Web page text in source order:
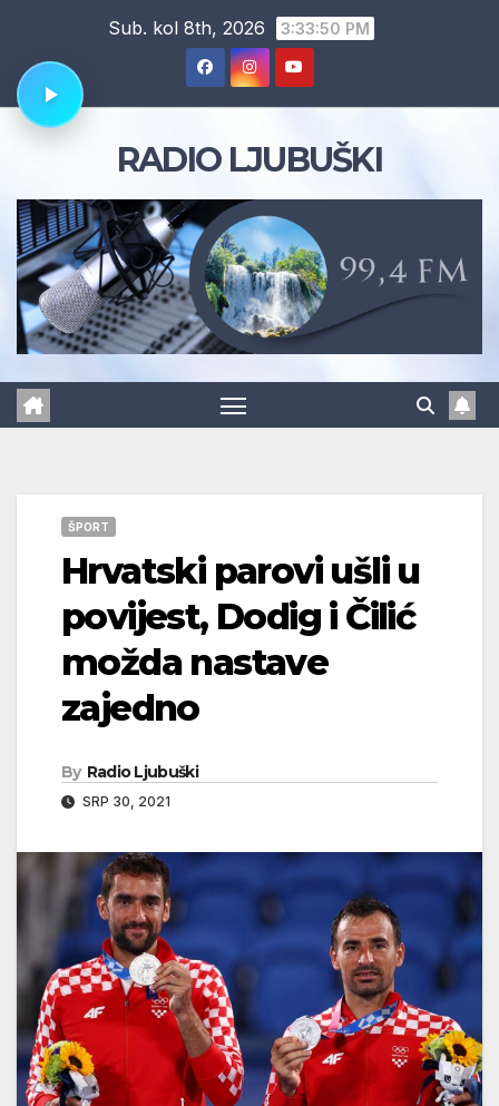
content
Sub. kol 8th, 2026 3:33:51 PM
RADIO LJUBUŠKI
ŠPORT
Hrvatski parovi ušli u
povijest, Dodig i Čilić
možda nastave
zajedno
By Radio Ljubuški
SRP 30, 2021